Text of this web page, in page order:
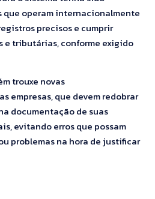
que operam internacionalmente
precisos e cumprir
e tributárias, conforme exigido
trouxe novas
empresas, que devem redobrar
documentação de suas
evitando erros que possam
problemas na hora de justificar